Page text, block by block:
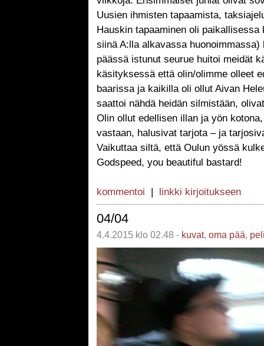
Uusien ihmisten tapaamista,
Hauskin tapaaminen oli
siinä A:lla alkavassa huonoimmassa)
päässä istunut seurue huitoi meidät
käsityksessä että olin/olimme olleet
baarissa ja kaikilla oli ollut Aivan Hele
saattoi nähdä heidän silmistään,
Olin ollut edellisen illan ja yön
vastaan, halusivat tarjota – ja
Vaikuttaa siltä, että Oulun yössä
Godspeed, you beautiful bastard!
kommentoi | linkki kirjoitukseen
04/04
4.4.2015 klo 02.48 - kuvat, oma pää,